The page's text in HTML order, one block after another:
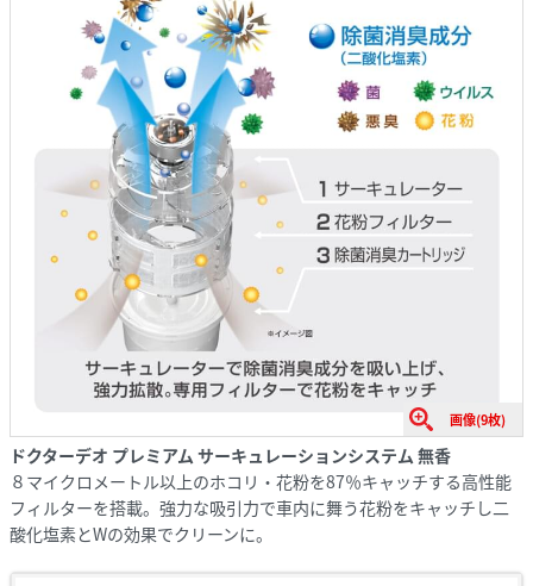
画像(9枚)
ドクターデオ プレミアム サーキュレーションシステム 無香
８マイクロメートル以上のホコリ・花粉を87％キャッチする高性能
フィルターを搭載。強力な吸引力で車内に舞う花粉をキャッチし二
酸化塩素とWの効果でクリーンに。